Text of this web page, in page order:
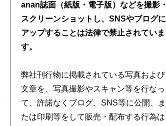
anan誌面（紙版・電子版）などを撮影・
スクリーンショットし、SNSやブログに
アップすることは法律で禁止されていま
す。
弊社刊行物に掲載されている写真および
文章を、写真撮影やスキャン等を行なっ
て、許諾なくブログ、SNS等に公開、ま
たは印刷等をして販売・配布する行為は